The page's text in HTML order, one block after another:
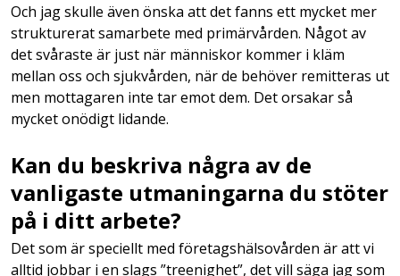
Och jag skulle även önska att det fanns ett mycket mer
strukturerat samarbete med primärvården. Något av
det svåraste är just när människor kommer i kläm
mellan oss och sjukvården, när de behöver remitteras ut
men mottagaren inte tar emot dem. Det orsakar så
mycket onödigt lidande.
Kan du beskriva några av de
vanligaste utmaningarna du stöter
på i ditt arbete?
Det som är speciellt med företagshälsovården är att vi
alltid jobbar i en slags ”treenighet”, det vill säga jag som